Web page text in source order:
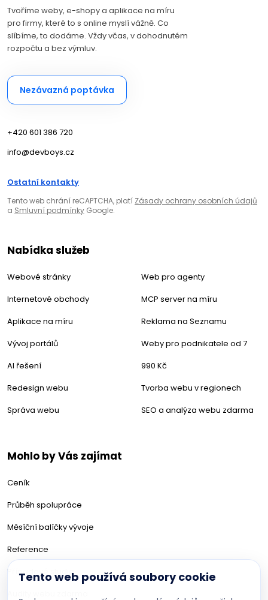
Tvoříme weby, e-shopy a aplikace na míru
pro firmy, které to s online myslí vážně. Co
slíbíme, to dodáme. Vždy včas, v dohodnutém
rozpočtu a bez výmluv.
Nezávazná poptávka
+420 601 386 720
info@devboys.cz
Ostatní kontakty
Tento web chrání reCAPTCHA, platí Zásady ochrany osobních údajů
a Smluvní podmínky Google.
Nabídka služeb
Webové stránky
Internetové obchody
Aplikace na míru
Vývoj portálů
AI řešení
Redesign webu
Správa webu
Web pro agenty
MCP server na míru
Reklama na Seznamu
Weby pro podnikatele od 7
990 Kč
Tvorba webu v regionech
SEO a analýza webu zdarma
Mohlo by Vás zajímat
Ceník
Průběh spolupráce
Měsíční balíčky vývoje
Reference
Případové studie
Tento web používá soubory cookie